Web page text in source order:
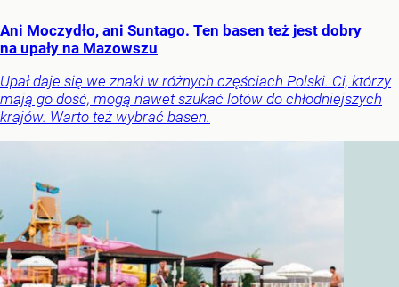
Ani Moczydło, ani Suntago. Ten basen też jest dobry
na upały na Mazowszu
Upał daje się we znaki w różnych częściach Polski. Ci, którzy
mają go dość, mogą nawet szukać lotów do chłodniejszych
krajów. Warto też wybrać basen.